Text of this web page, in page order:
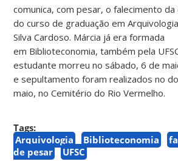
comunica, com pesar, o falecimento
do curso de graduação em
Silva Cardoso. Márcia já era formada
em Biblioteconomia, também pela
estudante morreu no sábado, 6 de
e sepultamento foram realizados no
maio, no Cemitério do Rio Vermelho.
Tags:
Arquivologia
Biblioteconomia
de pesar
UFSC